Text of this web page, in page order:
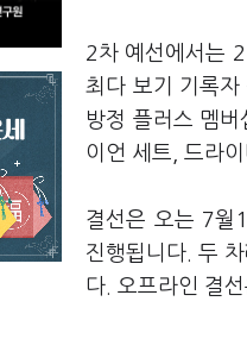
2차 예선에서는
최다 보기 기록
방정 플러스 멤
이언 세트, 드라
결선은 오는 7월
진행됩니다. 두
다. 오프라인 결